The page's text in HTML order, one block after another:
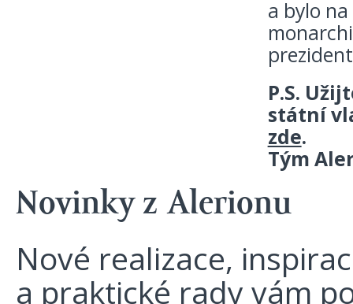
a bylo
P.S.
státní
zde.
Tým
Novinky z Alerionu
Nové realizace,
a praktické rady vám